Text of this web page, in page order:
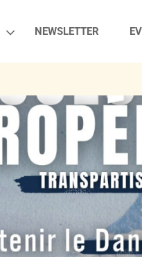
NEWSLETTER